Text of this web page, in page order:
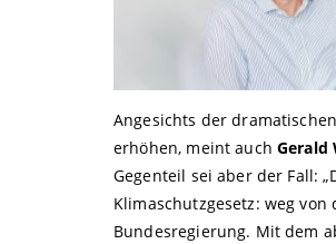
Angesichts der
erhöhen, meint auch Gerald
Gegenteil sei aber der Fall:
Klimaschutzgesetz: weg
Bundesregierung. Mit dem